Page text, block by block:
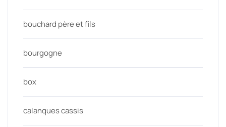
bouchard père et fils
bourgogne
box
calanques cassis